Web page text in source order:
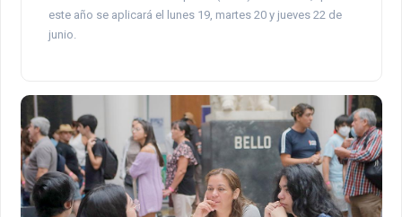
este año se aplicará el lunes 19, martes 20 y jueves 22 de
junio.